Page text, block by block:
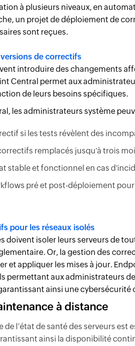
à plusieurs niveaux, en
un projet de déploiement de
sont reçues.
de correctifs
introduire des changements
Central permet aux
de leurs besoins spécifiques.
les administrateurs système
si les tests révèlent des
remplacés jusqu'à trois
stable et fonctionnel en cas
pré et post-déploiement
pour les réseaux isolés
doivent isoler leurs serveurs de
Or, la gestion des
et appliquer les mises à jour.
permettant aux administrateurs
ainsi une
à distance
de l’état de santé des serveurs
ainsi la disponibilité